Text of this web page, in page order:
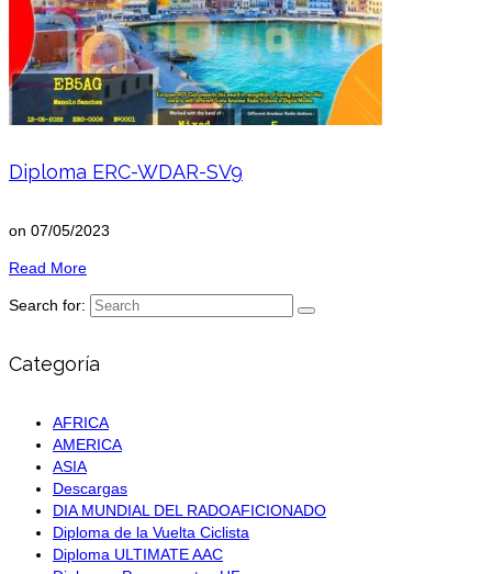
Diploma ERC-WDAR-SV9
on 07/05/2023
Read More
Search for:
Categoría
AFRICA
AMERICA
ASIA
Descargas
DIA MUNDIAL DEL RADOAFICIONADO
Diploma de la Vuelta Ciclista
Diploma ULTIMATE AAC